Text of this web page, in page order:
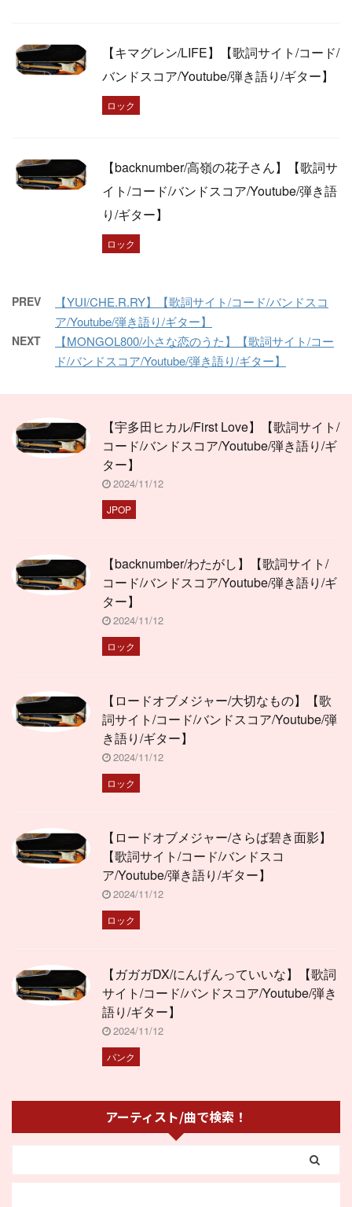
【キマグレン/LIFE】【歌詞サイト/コード/
バンドスコア/Youtube/弾き語り/ギター】
ロック
【backnumber/高嶺の花子さん】【歌詞サ
イト/コード/バンドスコア/Youtube/弾き語
り/ギター】
ロック
PREV
【YUI/CHE.R.RY】【歌詞サイト/コード/バンドスコ
ア/Youtube/弾き語り/ギター】
NEXT
【MONGOL800/小さな恋のうた】【歌詞サイト/コー
ド/バンドスコア/Youtube/弾き語り/ギター】
【宇多田ヒカル/First Love】【歌詞サイト/
コード/バンドスコア/Youtube/弾き語り/ギ
ター】
2024/11/12
JPOP
【backnumber/わたがし】【歌詞サイト/
コード/バンドスコア/Youtube/弾き語り/ギ
ター】
2024/11/12
ロック
【ロードオブメジャー/大切なもの】【歌
詞サイト/コード/バンドスコア/Youtube/弾
き語り/ギター】
2024/11/12
ロック
【ロードオブメジャー/さらば碧き面影】
【歌詞サイト/コード/バンドスコ
ア/Youtube/弾き語り/ギター】
2024/11/12
ロック
【ガガガDX/にんげんっていいな】【歌詞
サイト/コード/バンドスコア/Youtube/弾き
語り/ギター】
2024/11/12
パンク
アーティスト/曲で検索！